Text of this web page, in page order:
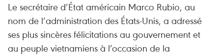
Le secrétaire d’État américain Marco Rubio, au
nom de l’administration des États-Unis, a adressé
ses plus sincères félicitations au gouvernement et
au peuple vietnamiens à l’occasion de la